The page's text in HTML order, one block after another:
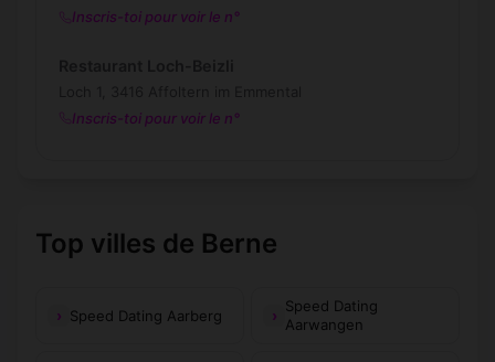
Inscris-toi pour voir le n°
Inscris-toi pour voir le n°
Top villes de Berne
Speed Dating Aarberg
Speed Dating
Aarwangen